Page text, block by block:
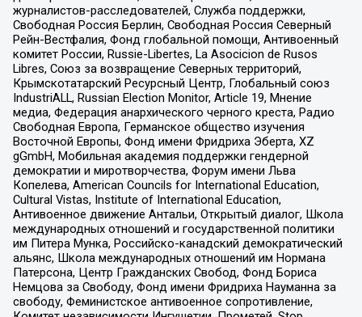
журналистов-расследователей, Служба поддержки,
Свободная Россия Берлин, Свободная Россия Северный
Рейн-Вестфалия, Фонд глобальной помощи, Антивоенный
комитет России, Russie-Libertes, La Asocicion de Rusos
Libres, Союз за возвращение Северных территорий,
Крымскотатарский Ресурсный Центр, Глобальный союз
IndustriALL, Russian Election Monitor, Article 19, Мнение
медиа, Федерация анархического черного креста, Радио
Свободная Европа, Германское общество изучения
Восточной Европы, Фонд имени Фридриха Эберта, XZ
gGmbH, Мобильная академия поддержки гендерной
демократии и миротворчества, Форум имени Льва
Копелева, American Councils for International Education,
Cultural Vistas, Institute of International Education,
Антивоенное движение Антальи, Открытый диалог, Школа
международных отношений и государственной политики
им Питера Мунка, Российско-канадский демократический
альянс, Школа международных отношений им Нормана
Патерсона, Центр Гражданских Свобод, Фонд Бориса
Немцова за Свободу, Фонд имени Фридриха Науманна за
свободу, Феминистское антивоенное сопротивление,